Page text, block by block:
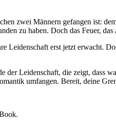
zwei Männern gefangen ist:
zu haben. Doch das Feuer,
erst jetzt erwacht.
Leidenschaft, die zeigt, dass
umfangen. Bereit, deine